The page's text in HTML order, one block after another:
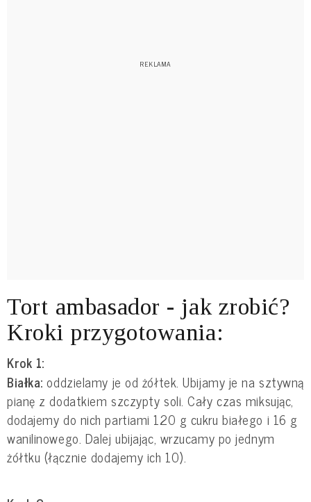
Tort ambasador - jak zrobić?
Kroki przygotowania:
Krok 1:
Białka: oddzielamy je od żółtek. Ubijamy je na sztywną
pianę z dodatkiem szczypty soli. Cały czas miksując,
dodajemy do nich partiami 120 g cukru białego i 16 g
wanilinowego. Dalej ubijając, wrzucamy po jednym
żółtku (łącznie dodajemy ich 10).